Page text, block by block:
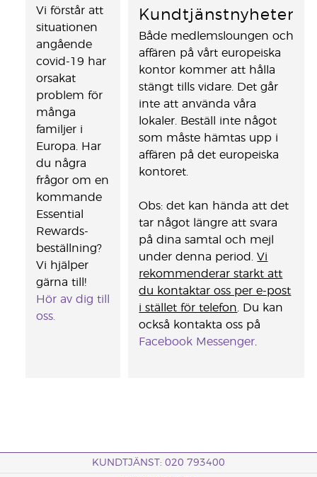
Vi förstår att
situationen
angående
covid-19 har
orsakat
problem för
många
familjer i
Europa. Har
du några
frågor om en
kommande
Essential
Rewards-
beställning?
Vi hjälper
gärna till!
Hör av dig till
oss.
Kundtjänstnyheter
Både medlemsloungen och
affären på vårt europeiska
kontor kommer att hålla
stängt tills vidare. Det går
inte att använda våra
lokaler. Beställ inte något
som måste hämtas upp i
affären på det europeiska
kontoret.
Obs: det kan hända att det
tar något längre att svara
på dina samtal och mejl
under denna period.Vi
rekommenderar starkt att
du kontaktar oss per e-post
i stället för telefon . Du kan
också kontakta oss på
Facebook Messenger
KUNDTJÄNST: 020 793400